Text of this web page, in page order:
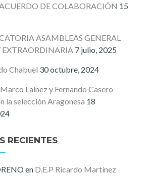
DE COLABORACIÓN 15
ASAMBLEAS GENERAL
7 julio, 2025
Chabuel 30 octubre, 2024
Marco Laínez y Fernando Casero
la selección Aragonesa 18
RECIENTES
en D.E.P Ricardo Martínez